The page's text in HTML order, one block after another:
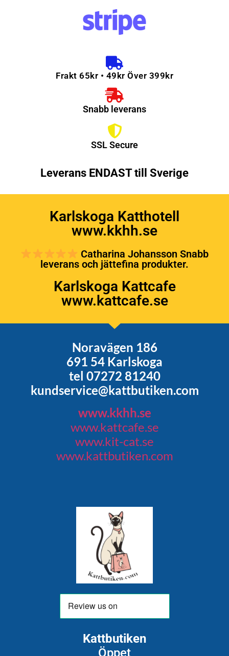
Frakt 65kr • 49kr Över 399kr
Snabb leverans
SSL Secure
Leverans ENDAST till Sverige
Karlskoga Katthotell
www.kkhh.se
Catharina Johansson Snabb
leverans och jättefina produkter.
Karlskoga Kattcafe
www.kattcafe.se
Noravägen 186
691 54 Karlskoga
tel 07272 81240
kundservice@kattbutiken.com
www.kkhh.se
www.kattcafe.se
www.kit-cat.se
www.kattbutiken.com
Kattbutiken
Öppet